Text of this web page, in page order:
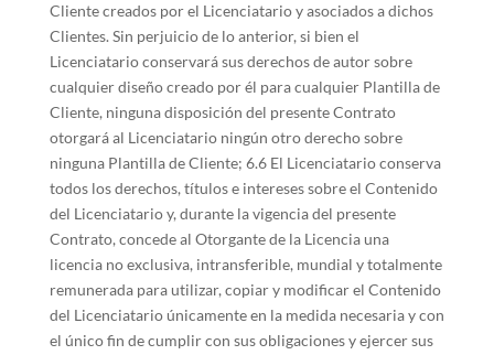
Cliente creados por el Licenciatario y asociados a dichos
Clientes. Sin perjuicio de lo anterior, si bien el
Licenciatario conservará sus derechos de autor sobre
cualquier diseño creado por él para cualquier Plantilla de
Cliente, ninguna disposición del presente Contrato
otorgará al Licenciatario ningún otro derecho sobre
ninguna Plantilla de Cliente; 6.6 El Licenciatario conserva
todos los derechos, títulos e intereses sobre el Contenido
del Licenciatario y, durante la vigencia del presente
Contrato, concede al Otorgante de la Licencia una
licencia no exclusiva, intransferible, mundial y totalmente
remunerada para utilizar, copiar y modificar el Contenido
del Licenciatario únicamente en la medida necesaria y con
el único fin de cumplir con sus obligaciones y ejercer sus